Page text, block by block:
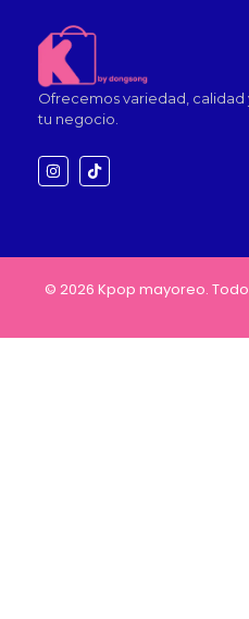
Ofrecemos variedad,
tu negocio.
© 2026 Kpop mayoreo.